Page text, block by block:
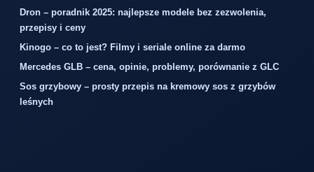
Dron – poradnik 2025: najlepsze modele bez zezwolenia,
przepisy i ceny
Kinogo – co to jest? Filmy i seriale online za darmo
Mercedes GLB – cena, opinie, problemy, porównanie z GLC
Sos grzybowy – prosty przepis na kremowy sos z grzybów
leśnych